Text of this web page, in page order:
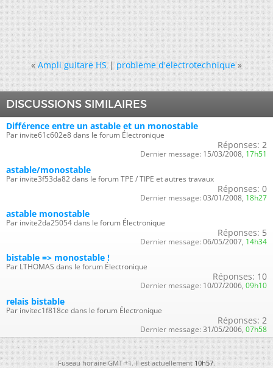
« Ampli guitare HS|probleme d'electrotechnique »
DISCUSSIONS SIMILAIRES
Différence entre un astable et un monostable
Par invite61c602e8 dans le forum Électronique
Réponses: 2
Dernier message: 15/03/2008, 17h51
astable/monostable
Par invite3f53da82 dans le forum TPE / TIPE et autres travaux
Réponses: 0
Dernier message: 03/01/2008, 18h27
astable monostable
Par invite2da25054 dans le forum Électronique
Réponses: 5
Dernier message: 06/05/2007, 14h34
bistable => monostable !
Par LTHOMAS dans le forum Électronique
Réponses: 10
Dernier message: 10/07/2006, 09h10
relais bistable
Par invitec1f818ce dans le forum Électronique
Réponses: 2
Dernier message: 31/05/2006, 07h58
Fuseau horaire GMT +1. Il est actuellement10h57.